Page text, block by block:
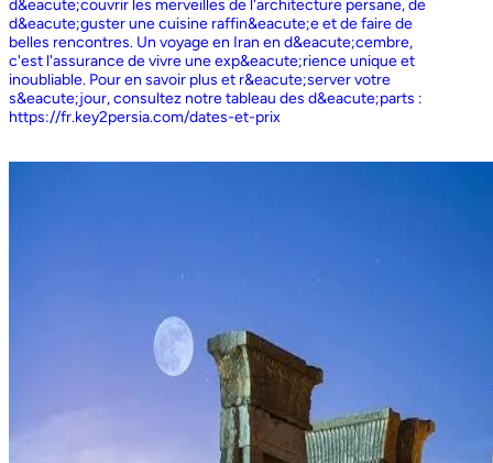
d&eacute;couvrir les merveilles de l'architecture persane, de
d&eacute;guster une cuisine raffin&eacute;e et de faire de
belles rencontres. Un voyage en Iran en d&eacute;cembre,
c'est l'assurance de vivre une exp&eacute;rience unique et
inoubliable. Pour en savoir plus et r&eacute;server votre
s&eacute;jour, consultez notre tableau des d&eacute;parts :
https://fr.key2persia.com/dates-et-prix